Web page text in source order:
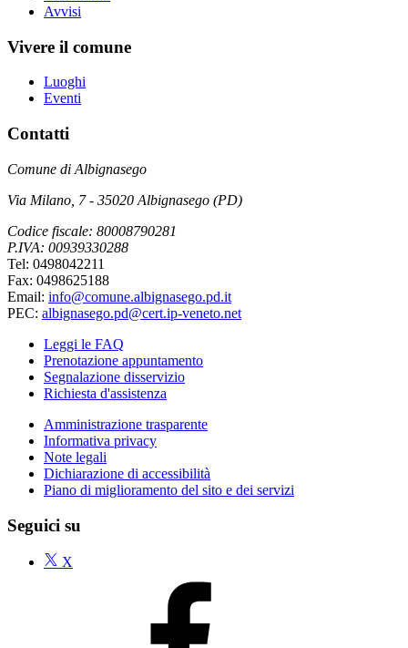
Avvisi
Vivere il comune
Luoghi
Eventi
Contatti
Comune di Albignasego
Via Milano, 7 - 35020 Albignasego (PD)
Codice fiscale: 80008790281
P.IVA: 00939330288
Tel: 0498042211
Fax: 0498625188
Email: info@comune.albignasego.pd.it
PEC: albignasego.pd@cert.ip-veneto.net
Leggi le FAQ
Prenotazione appuntamento
Segnalazione disservizio
Richiesta d'assistenza
Amministrazione trasparente
Informativa privacy
Note legali
Dichiarazione di accessibilità
Piano di miglioramento del sito e dei servizi
Seguici su
X